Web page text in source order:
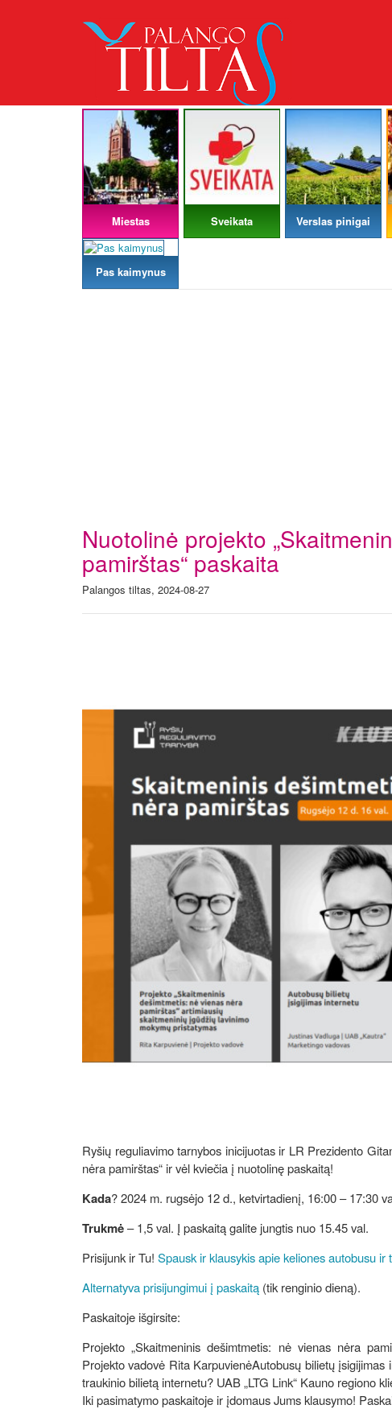
Miestas Sveikata Verslas pinigai
Pas kaimynus
Nuotolinė projekto
pamirštas“ paskaita
Palangos tiltas, 2024-08-27
Ryšių reguliavimo tarnybos inicijuotas ir LR Prezidento
nėra pamirštas“ ir vėl kviečia į nuotolinę paskaitą!
Kada? 2024 m. rugsėjo 12 d., ketvirtadienį, 16:00 – 17:30
Trukmė– 1,5 val. Į paskaitą galite jungtis nuo 15.45 val.
Prisijunk ir Tu! Spausk ir klausykis apie keliones autobusu ir
Alternatyva prisijungimui į paskaitą (tik renginio dieną).
Paskaitoje išgirsite:
Projekto „Skaitmeninis dešimtmetis: nė vienas nėra
Projekto vadovė Rita KarpuvienėAutobusų bilietų
traukinio bilietą internetu? UAB „LTG Link“ Kauno regiono
Iki pasimatymo paskaitoje ir įdomaus Jums klausymo!